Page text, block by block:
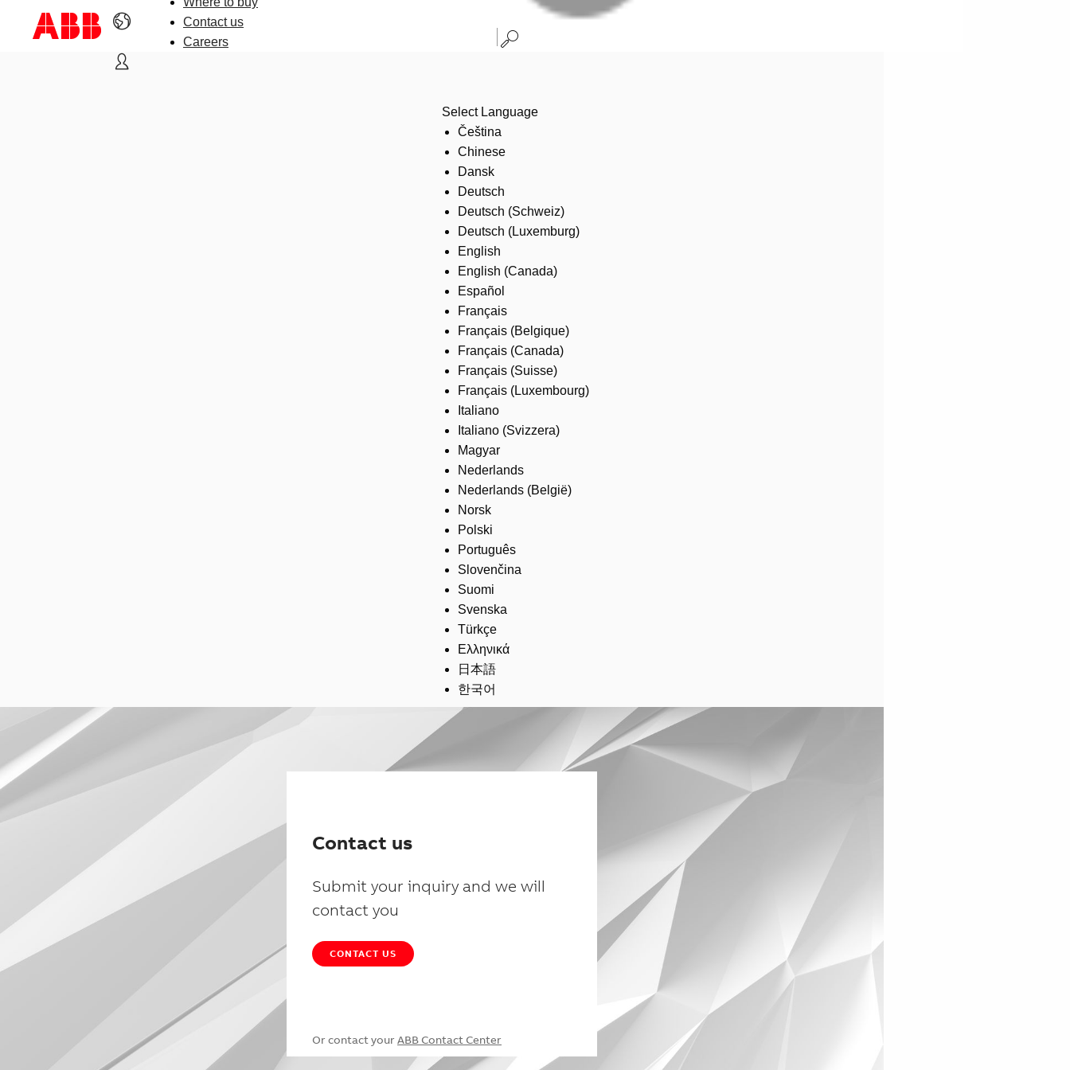
Contact us
Careers
Select Language
Čeština
Chinese
Dansk
Deutsch
Deutsch (Schweiz)
Deutsch (Luxemburg)
English
English (Canada)
Español
Français
Français (Belgique)
Français (Canada)
Français (Suisse)
Français (Luxembourg)
Italiano
Italiano (Svizzera)
Magyar
Nederlands
Nederlands (België)
Norsk
Polski
Português
Slovenčina
Suomi
Svenska
Türkçe
Ελληνικά
日本語
한국어
Contact us
Submit your inquiry and we will
contact you
CONTACT US
Or contact your ABB Contact Center